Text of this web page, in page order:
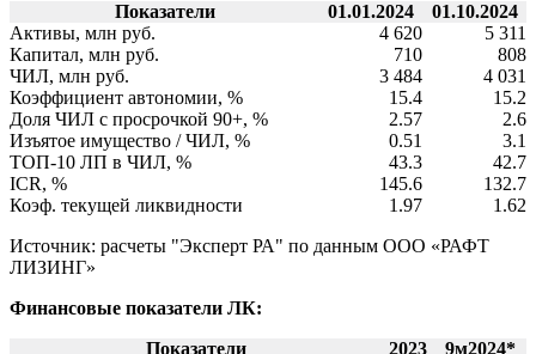
Показатели
01.01.2024
01.10.2024
Активы, млн руб.
4 620
5 311
Капитал, млн руб.
710
808
ЧИЛ, млн руб.
3 484
4 031
Коэффициент автономии, %
15.4
15.2
Доля ЧИЛ с просрочкой 90+, %
2.57
2.6
Изъятое имущество / ЧИЛ, %
0.51
3.1
ТОП-10 ЛП в ЧИЛ, %
43.3
42.7
ICR, %
145.6
132.7
Коэф. текущей ликвидности
1.97
1.62
Источник: расчеты "Эксперт РА" по данным ООО «РАФТ
ЛИЗИНГ»
Финансовые показатели ЛК:
Показатели
2023
9м2024*